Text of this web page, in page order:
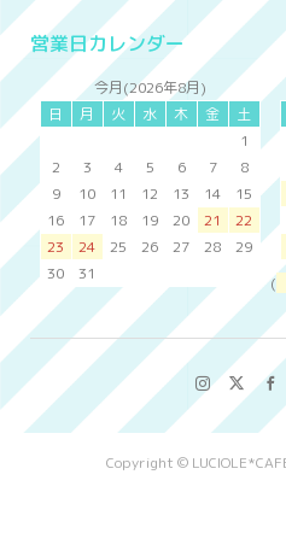
営業日カレンダー
今月(2026年8月)
日
月 火 水 木 金
土
1
2
3 4 5 6 7
8
9
10 11 12 13 14
15
16
17 18 19 20 21
22
23
24 25 26 27 28
29
30
31
(
Copyright ©